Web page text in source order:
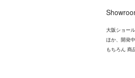
大阪ショー
ほか、開発
もちろん 商